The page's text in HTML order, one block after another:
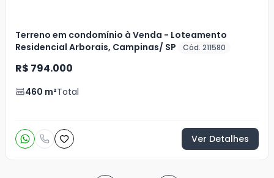
Terreno em condomínio à Venda - Loteamento
Residencial Arborais, Campinas/ SP
Cód. 211580
R$ 794.000
460 m²Total
Ver Detalhes